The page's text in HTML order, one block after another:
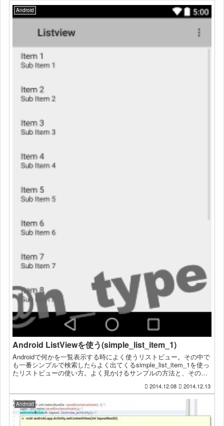
Android
Android ListViewを使う(simple_list_item_1)
Androidで何かを一覧表示する時によく使うリストビュー。その中で
も一番シンプルで検索したらよく出てくるsimple_list_item_1を使っ
たリストビューの使い方。よく見かけるサンプルの方法と、そのま
2014.12.08 2014.12.13
Android